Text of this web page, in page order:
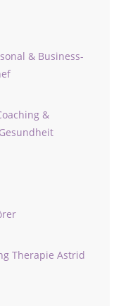
& Business-
&
Therapie Astrid